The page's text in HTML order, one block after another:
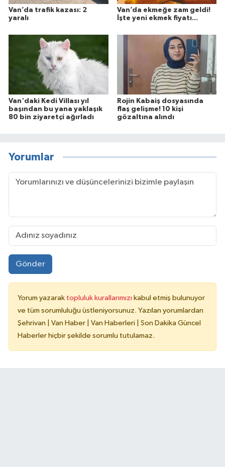
Van’da trafik kazası: 2
yaralı
Van’da ekmeğe zam geldi!
İşte yeni ekmek fiyatı...
Van'daki Kedi Villası yıl
başından bu yana yaklaşık
80 bin ziyaretçi ağırladı
Rojin Kabaiş dosyasında
flaş gelişme! 10 kişi
gözaltına alındı
Yorumlar
Gönder
Yorum yazarak topluluk kurallarımızı kabul etmiş bulunuyor
ve tüm sorumluluğu üstleniyorsunuz. Yazılan yorumlardan
Şehrivan | Van Haber | Van Haberleri | Son Dakika Güncel
Haberler hiçbir şekilde sorumlu tutulamaz.